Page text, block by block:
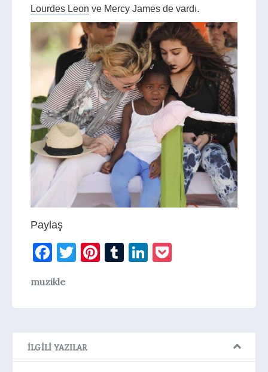
Lourdes Leon ve Mercy James de vardı.
Paylaş
Facebook
Twitter
Pinterest
TumblrLinkedIn
muzikle
İLGILI YAZILAR